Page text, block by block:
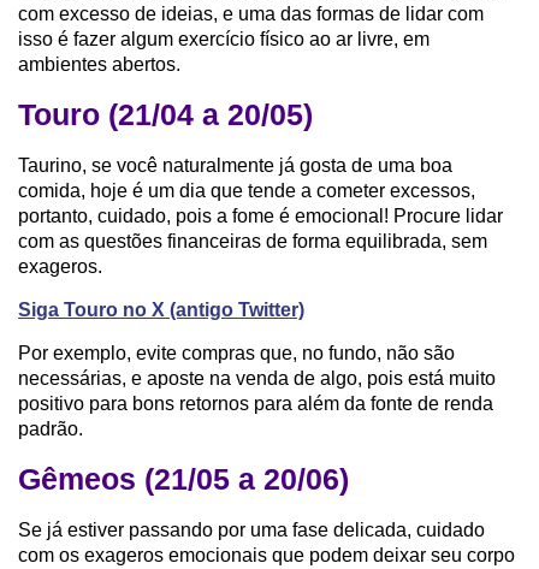
com excesso de ideias, e uma das formas de lidar com
isso é fazer algum exercício físico ao ar livre, em
ambientes abertos.
Touro (21/04 a 20/05)
Taurino, se você naturalmente já gosta de uma boa
comida, hoje é um dia que tende a cometer excessos,
portanto, cuidado, pois a fome é emocional! Procure lidar
com as questões financeiras de forma equilibrada, sem
exageros.
Siga Touro no X (antigo Twitter)
Por exemplo, evite compras que, no fundo, não são
necessárias, e aposte na venda de algo, pois está muito
positivo para bons retornos para além da fonte de renda
padrão.
Gêmeos (21/05 a 20/06)
Se já estiver passando por uma fase delicada, cuidado
com os exageros emocionais que podem deixar seu corpo